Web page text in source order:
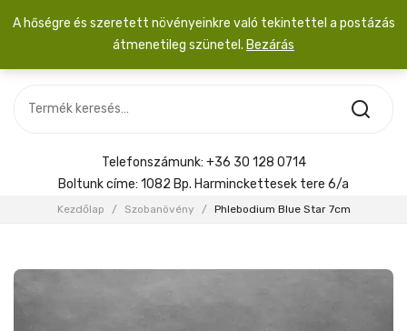
SZOBANÖVÉNY
KIEGÉSZÍTŐK
Menyasszonyi csokor
Telefonszámunk: +36 30 128 0714
Boltunk címe: 1082 Bp. Harminckettesek tere 6/a
Kezdőlap / Szobanövény / Phlebodium Blue Star 7cm
A hőségre és szeretett növényeinkre való tekintettel a postázás
átmenetileg szünetel. Bezárás